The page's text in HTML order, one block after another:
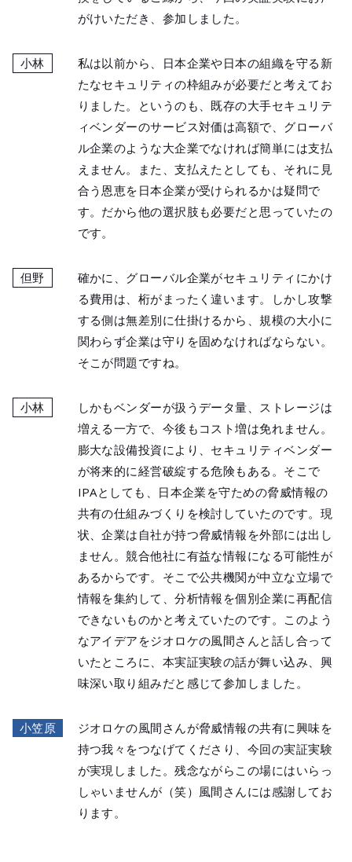
がけいただき、参加しました。
小林
私は以前から、日本企業や日本の組織を守る新
たなセキュリティの枠組みが必要だと考えてお
りました。というのも、既存の大手セキュリテ
ィベンダーのサービス対価は高額で、グローバ
ル企業のような大企業でなければ簡単には支払
えません。また、支払えたとしても、それに見
合う恩恵を日本企業が受けられるかは疑問で
す。だから他の選択肢も必要だと思っていたの
です。
但野
確かに、グローバル企業がセキュリティにかけ
る費用は、桁がまったく違います。しかし攻撃
する側は無差別に仕掛けるから、規模の大小に
関わらず企業は守りを固めなければならない。
そこが問題ですね。
小林
しかもベンダーが扱うデータ量、ストレージは
増える一方で、今後もコスト増は免れません。
膨大な設備投資により、セキュリティベンダー
が将来的に経営破綻する危険もある。そこで
IPAとしても、日本企業を守ための脅威情報の
共有の仕組みづくりを検討していたのです。現
状、企業は自社が持つ脅威情報を外部には出し
ません。競合他社に有益な情報になる可能性が
あるからです。そこで公共機関が中立な立場で
情報を集約して、分析情報を個別企業に再配信
できないものかと考えていたのです。このよう
なアイデアをジオロケの風間さんと話し合って
いたところに、本実証実験の話が舞い込み、興
味深い取り組みだと感じて参加しました。
小笠原
ジオロケの風間さんが脅威情報の共有に興味を
持つ我々をつなげてくださり、今回の実証実験
が実現しました。残念ながらこの場にはいらっ
しゃいませんが（笑）風間さんには感謝してお
ります。